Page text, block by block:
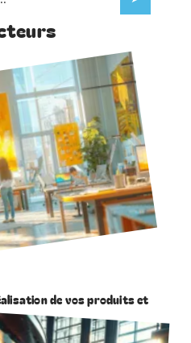
de vos produits et